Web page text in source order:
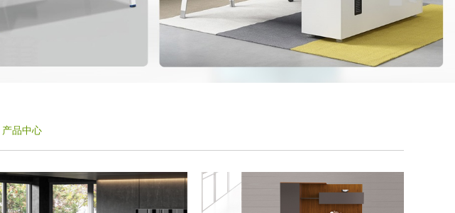
产品中心